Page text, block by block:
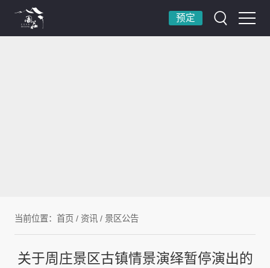
预定
当前位置： 首页 / 资讯 / 景区公告
关于周庄景区古镇情景演绎暂停演出的